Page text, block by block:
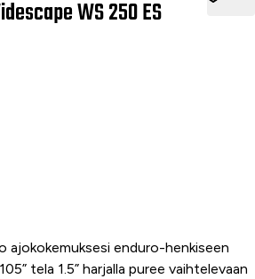
WS 250 ES
ajokokemuksesi enduro-henkiseen
tela 1.5” harjalla puree vaihtelevaan